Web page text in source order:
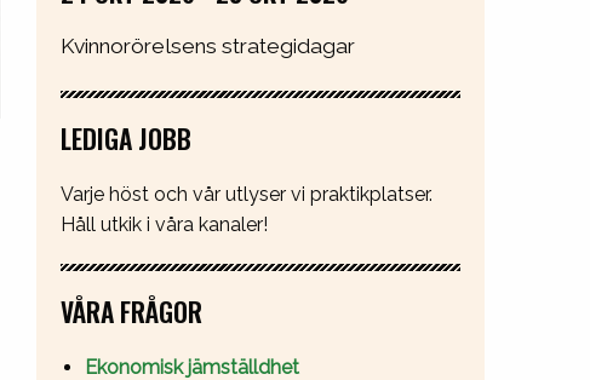
Kvinnorörelsens strategidagar
LEDIGA JOBB
Varje höst och vår utlyser vi praktikplatser.
Håll utkik i våra kanaler!
VÅRA FRÅGOR
Ekonomisk jämställdhet